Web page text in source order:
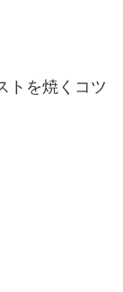
トを焼くコツ